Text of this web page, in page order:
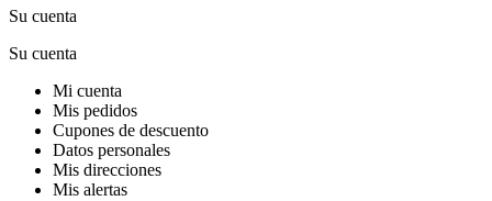
Su cuenta
Su cuenta
Mi cuenta
Mis pedidos
Cupones de descuento
Datos personales
Mis direcciones
Mis alertas